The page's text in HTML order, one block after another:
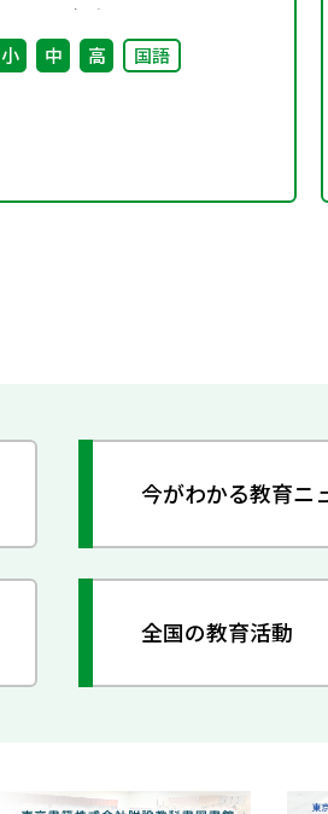
おす」配信中
小 中 高 国語
今がわかる教育ニ
全国の教育活動